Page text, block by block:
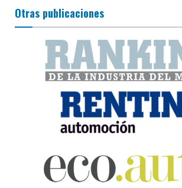
Otras publicaciones